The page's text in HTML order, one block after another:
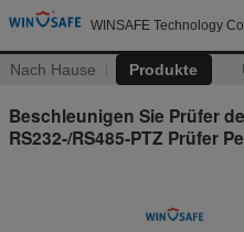
WINSAFE Technology
Nach Hause Produkte
Beschleunigen Sie Prüfer
RS232-/RS485-PTZ Prüfer